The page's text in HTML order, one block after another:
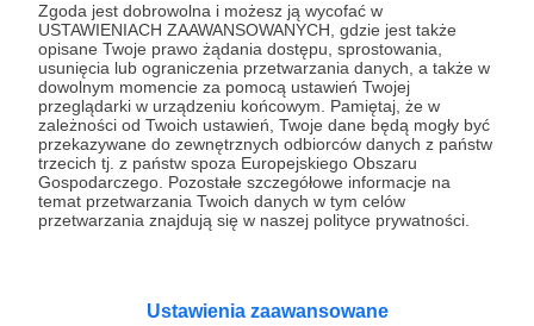
Zgoda jest dobrowolna i możesz ją wycofać w
USTAWIENIACH ZAAWANSOWANYCH, gdzie jest także
opisane Twoje prawo żądania dostępu, sprostowania,
usunięcia lub ograniczenia przetwarzania danych, a także w
dowolnym momencie za pomocą ustawień Twojej
przeglądarki w urządzeniu końcowym. Pamiętaj, że w
zależności od Twoich ustawień, Twoje dane będą mogły być
przekazywane do zewnętrznych odbiorców danych z państw
trzecich tj. z państw spoza Europejskiego Obszaru
Gospodarczego. Pozostałe szczegółowe informacje na
temat przetwarzania Twoich danych w tym celów
przetwarzania znajdują się w naszej polityce prywatności.
Ustawienia zaawansowane
Promowani autorzy
Magda i sznurek
115 patronów 1805 zł miesięcznie
Od 2017 roku poprzez kanał youtube "Magda
pragnę, żeby poczuli to inni! :)